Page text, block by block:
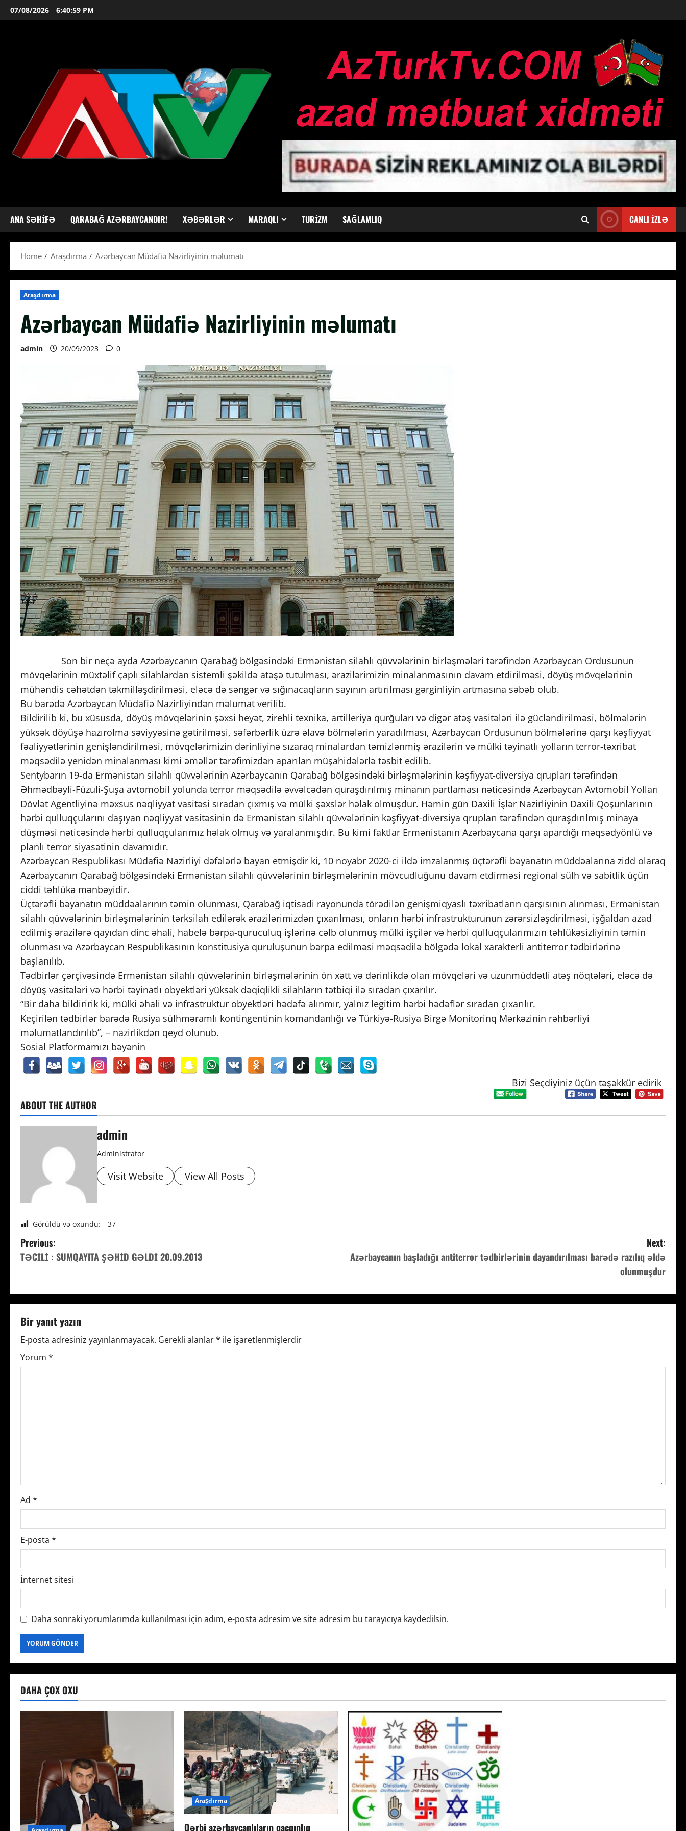
Skip
to
07/08/2026 6:41:00 PM
ANA SƏHIFƏ QARABAĞ AZƏRBAYCANDIR! XƏBƏRLƏR MARAQLI TURIZM SAĞLAMLIQ CANLI İZLƏ
Home Araşdırma Azərbaycan Müdafiə Nazirliyinin məlumatı
Araşdırma
Azərbaycan Müdafiə Nazirliyinin məlumatı
admin 20/09/2023 0
Son bir neçə ayda Azərbaycanın Qarabağ bölgəsindəki Ermənistan silahlı qüvvələrinin birləşmələri tərəfindən Azərbaycan Ordusunun
mövqelərinin müxtəlif çaplı silahlardan sistemli şəkildə atəşə tutulması, ərazilərimizin minalanmasının davam etdirilməsi, döyüş mövqelərinin
mühəndis cəhətdən təkmilləşdirilməsi, eləcə də səngər və sığınacaqların sayının artırılması gərginliyin artmasına səbəb olub.
Bu barədə Azərbaycan Müdafiə Nazirliyindən məlumat verilib.
Bildirilib ki, bu xüsusda, döyüş mövqelərinin şəxsi heyət, zirehli texnika, artilleriya qurğuları və digər atəş vasitələri ilə gücləndirilməsi, bölmələrin
yüksək döyüşə hazırolma səviyyəsinə gətirilməsi, səfərbərlik üzrə əlavə bölmələrin yaradılması, Azərbaycan Ordusunun bölmələrinə qarşı kəşfiyyat
fəaliyyətlərinin genişləndirilməsi, mövqelərimizin dərinliyinə sızaraq minalardan təmizlənmiş ərazilərin və mülki təyinatlı yolların terror-təxribat
məqsədilə yenidən minalanması kimi əməllər tərəfimizdən aparılan müşahidələrlə təsbit edilib.
Sentybarın 19-da Ermənistan silahlı qüvvələrinin Azərbaycanın Qarabağ bölgəsindəki birləşmələrinin kəşfiyyat-diversiya qrupları tərəfindən
Əhmədbəyli-Füzuli-Şuşa avtomobil yolunda terror məqsədilə əvvəlcədən quraşdırılmış minanın partlaması nəticəsində Azərbaycan Avtomobil Yolları
Dövlət Agentliyinə məxsus nəqliyyat vasitəsi sıradan çıxmış və mülki şəxslər həlak olmuşdur. Həmin gün Daxili İşlər Nazirliyinin Daxili Qoşunlarının
hərbi qulluqçularını daşıyan nəqliyyat vasitəsinin də Ermənistan silahlı qüvvələrinin kəşfiyyat-diversiya qrupları tərəfindən quraşdırılmış minaya
düşməsi nəticəsində hərbi qulluqçularımız həlak olmuş və yaralanmışdır. Bu kimi faktlar Ermənistanın Azərbaycana qarşı apardığı məqsədyönlü və
planlı terror siyasətinin davamıdır.
Azərbaycan Respublikası Müdafiə Nazirliyi dəfələrlə bayan etmişdir ki, 10 noyabr 2020-ci ildə imzalanmış üçtərəfli bəyanatın müddəalarına zidd olaraq
Azərbaycanın Qarabağ bölgəsindəki Ermənistan silahlı qüvvələrinin birləşmələrinin mövcudluğunu davam etdirməsi regional sülh və sabitlik üçün
ciddi təhlükə mənbəyidir.
Üçtərəfli bəyanatın müddəalarının təmin olunması, Qarabağ iqtisadi rayonunda törədilən genişmiqyaslı təxribatların qarşısının alınması, Ermənistan
silahlı qüvvələrinin birləşmələrinin tərksilah edilərək ərazilərimizdən çıxarılması, onların hərbi infrastrukturunun zərərsizləşdirilməsi, işğaldan azad
edilmiş ərazilərə qayıdan dinc əhali, habelə bərpa-quruculuq işlərinə cəlb olunmuş mülki işçilər və hərbi qulluqçularımızın təhlükəsizliyinin təmin
olunması və Azərbaycan Respublikasının konstitusiya quruluşunun bərpa edilməsi məqsədilə bölgədə lokal xarakterli antiterror tədbirlərinə
başlanılıb.
Tədbirlər çərçivəsində Ermənistan silahlı qüvvələrinin birləşmələrinin ön xətt və dərinlikdə olan mövqeləri və uzunmüddətli atəş nöqtələri, eləcə də
döyüş vasitələri və hərbi təyinatlı obyektləri yüksək dəqiqlikli silahların tətbiqi ilə sıradan çıxarılır.
“Bir daha bildiririk ki, mülki əhali və infrastruktur obyektləri hədəfə alınmır, yalnız legitim hərbi hədəflər sıradan çıxarılır.
Keçirilən tədbirlər barədə Rusiya sülhməramlı kontingentinin komandanlığı və Türkiyə-Rusiya Birgə Monitorinq Mərkəzinin rəhbərliyi
məlumatlandırılıb”, – nazirlikdən qeyd olunub.
Sosial Platformamızı bəyənin
Bizi Seçdiyiniz üçün təşəkkür edirik
ABOUT THE AUTHOR
admin
Administrator
Visit Website View All Posts
Görüldü və oxundu: 37
P
o
s
t
n
a
v
i
o
n
Previous:
TƏCİLİ : SUMQAYITA ŞƏHİD GƏLDİ 20.09.2013
Next:
Azərbaycanın başladığı antiterror tədbirlərinin dayandırılması barədə razılıq əldə
olunmuşdur
Bir yanıt yazın
E-posta adresiniz yayınlanmayacak. Gerekli alanlar* ile işaretlenmişlerdir
Yorum *
Ad *
E-posta *
İnternet sitesi
Daha sonraki yorumlarımda kullanılması için adım, e-posta adresim ve site adresim bu tarayıcıya kaydedilsin.
DAHA ÇOX OXU
Araşdırma
Qərbi azərbaycanlıların qaçqınlıq